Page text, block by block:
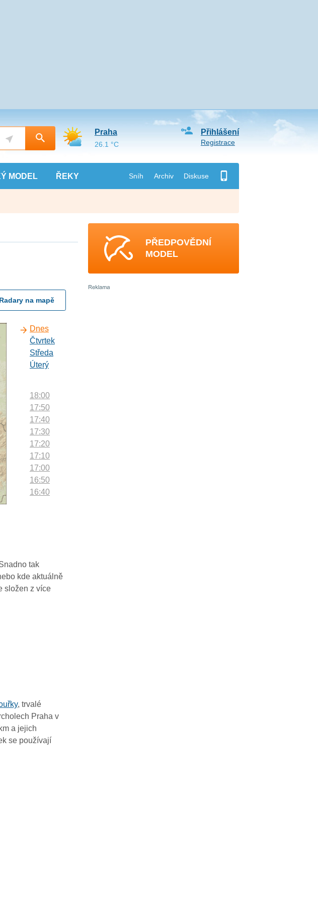
MODEL ŘEKY Sníh Archiv Diskuse
Přihlášení
Registrace
Praha
26.1 °C
Radary na mapě
Dnes
Čtvrtek
Středa
Úterý
18:00
17:50
17:40
17:30
17:20
17:10
17:00
16:50
16:40
15:40
15:30
15:20
13:40
13:30
13:20
13:10
tak
kde aktuálně
složen z více
, trvalé
Praha v
a jejich
se používají
PŘEDPOVĚDNÍ
MODEL